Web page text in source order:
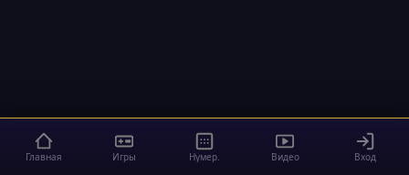
Главная Игры Нумер. Видео Вход